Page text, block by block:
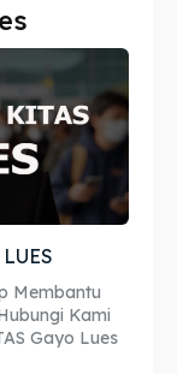
Membantu
Kami
Gayo Lues